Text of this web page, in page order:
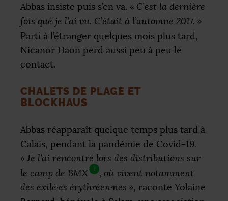
Abbas insiste puis s’en va. « C’est la dernière
fois que je l’ai vu. C’était à l’automne 2017. »
Parti à l’étranger quelques mois plus tard,
Nicanor Haon perd aussi peu à peu le
contact.
CHALETS DE PLAGE ET
BLOCKHAUS
Abbas réapparaît quelque temps plus tard à
Calais, pendant la pandémie de Covid-19.
« Je l’ai rencontré lors des distributions sur
le camp de BMX 7
, où vivent notamment
des exilé·es érythréen·nes », raconte Yolaine